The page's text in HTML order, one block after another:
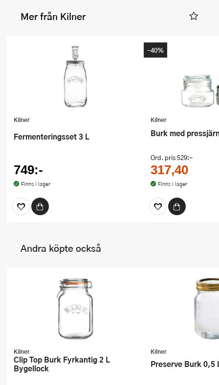
Mer från Kilner
Kilner
Fermenteringsset 3 L
749:-
Finns i lager
Kilner
Burk med
Ord. pris529:-
317,40
Finns i lager
-40%
Andra köpte också
Kilner
Clip Top Burk Fyrkantig 2 L
Bygellock
Kilner
Preserve Burk